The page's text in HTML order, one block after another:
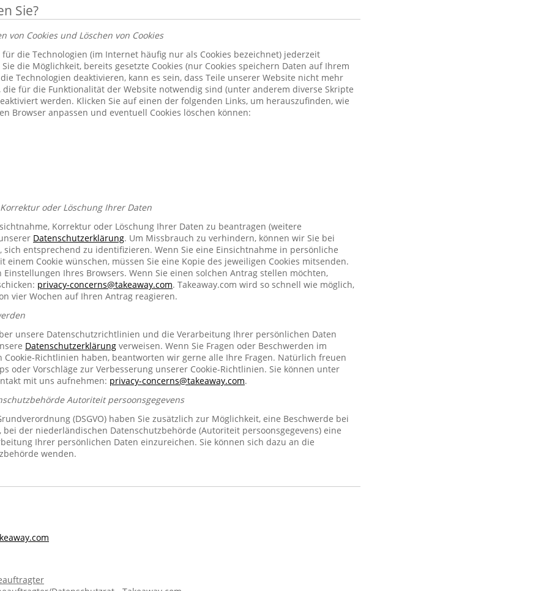
Sie?
von Cookies und Löschen von Cookies
die Technologien (im Internet häufig nur als Cookies bezeichnet) jederzeit
die Möglichkeit, bereits gesetzte Cookies (nur Cookies speichern Daten auf Ihrem
Technologien deaktivieren, kann es sein, dass Teile unserer Website nicht mehr
für die Funktionalität der Website notwendig sind (unter anderem diverse Skripte
werden. Klicken Sie auf einen der folgenden Links, um herauszufinden, wie
Browser anpassen und eventuell Cookies löschen können:
oder Löschung Ihrer Daten
Korrektur oder Löschung Ihrer Daten zu beantragen (weitere
Datenschutzerklärung. Um Missbrauch zu verhindern, können wir Sie bei
entsprechend zu identifizieren. Wenn Sie eine Einsichtnahme in persönliche
einem Cookie wünschen, müssen Sie eine Kopie des jeweiligen Cookies mitsenden.
Einstellungen Ihres Browsers. Wenn Sie einen solchen Antrag stellen möchten,
privacy-concerns@takeaway.com. Takeaway.com wird so schnell wie möglich,
vier Wochen auf Ihren Antrag reagieren.
unsere Datenschutzrichtlinien und die Verarbeitung Ihrer persönlichen Daten
Datenschutzerklärung verweisen. Wenn Sie Fragen oder Beschwerden im
Richtlinien haben, beantworten wir gerne alle Ihre Fragen. Natürlich freuen
oder Vorschläge zur Verbesserung unserer Cookie-Richtlinien. Sie können unter
mit uns aufnehmen: privacy-concerns@takeaway.com.
Autoriteit persoonsgegevens
(DSGVO) haben Sie zusätzlich zur Möglichkeit, eine Beschwerde bei
bei der niederländischen Datenschutzbehörde (Autoriteit persoonsgegevens) eine
Ihrer persönlichen Daten einzureichen. Sie können sich dazu an die
wenden.